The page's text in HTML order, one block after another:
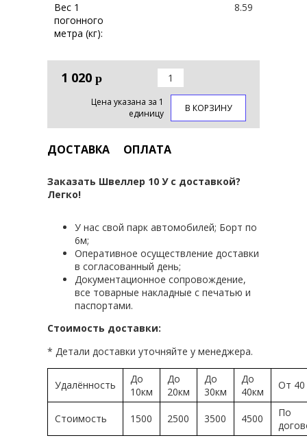
Вес 1
погонного
метра (кг):
8.59
1 020 р
Цена указана за 1
единицу
В КОРЗИНУ
ДОСТАВКА ОПЛАТА
Заказать Швеллер 10 У с доставкой?
Легко!
У нас свой парк автомобилей; Борт по
6м;
Оперативное осуществление доставки
в согласованный день;
Документационное сопровождение,
все товарные накладные с печатью и
паспортами.
Стоимость доставки:
* Детали доставки уточняйте у менеджера.
Удалённость
До
10км
До
20км
До
30км
До
40км
От 40
Стоимость 1500 2500 3500 4500
По